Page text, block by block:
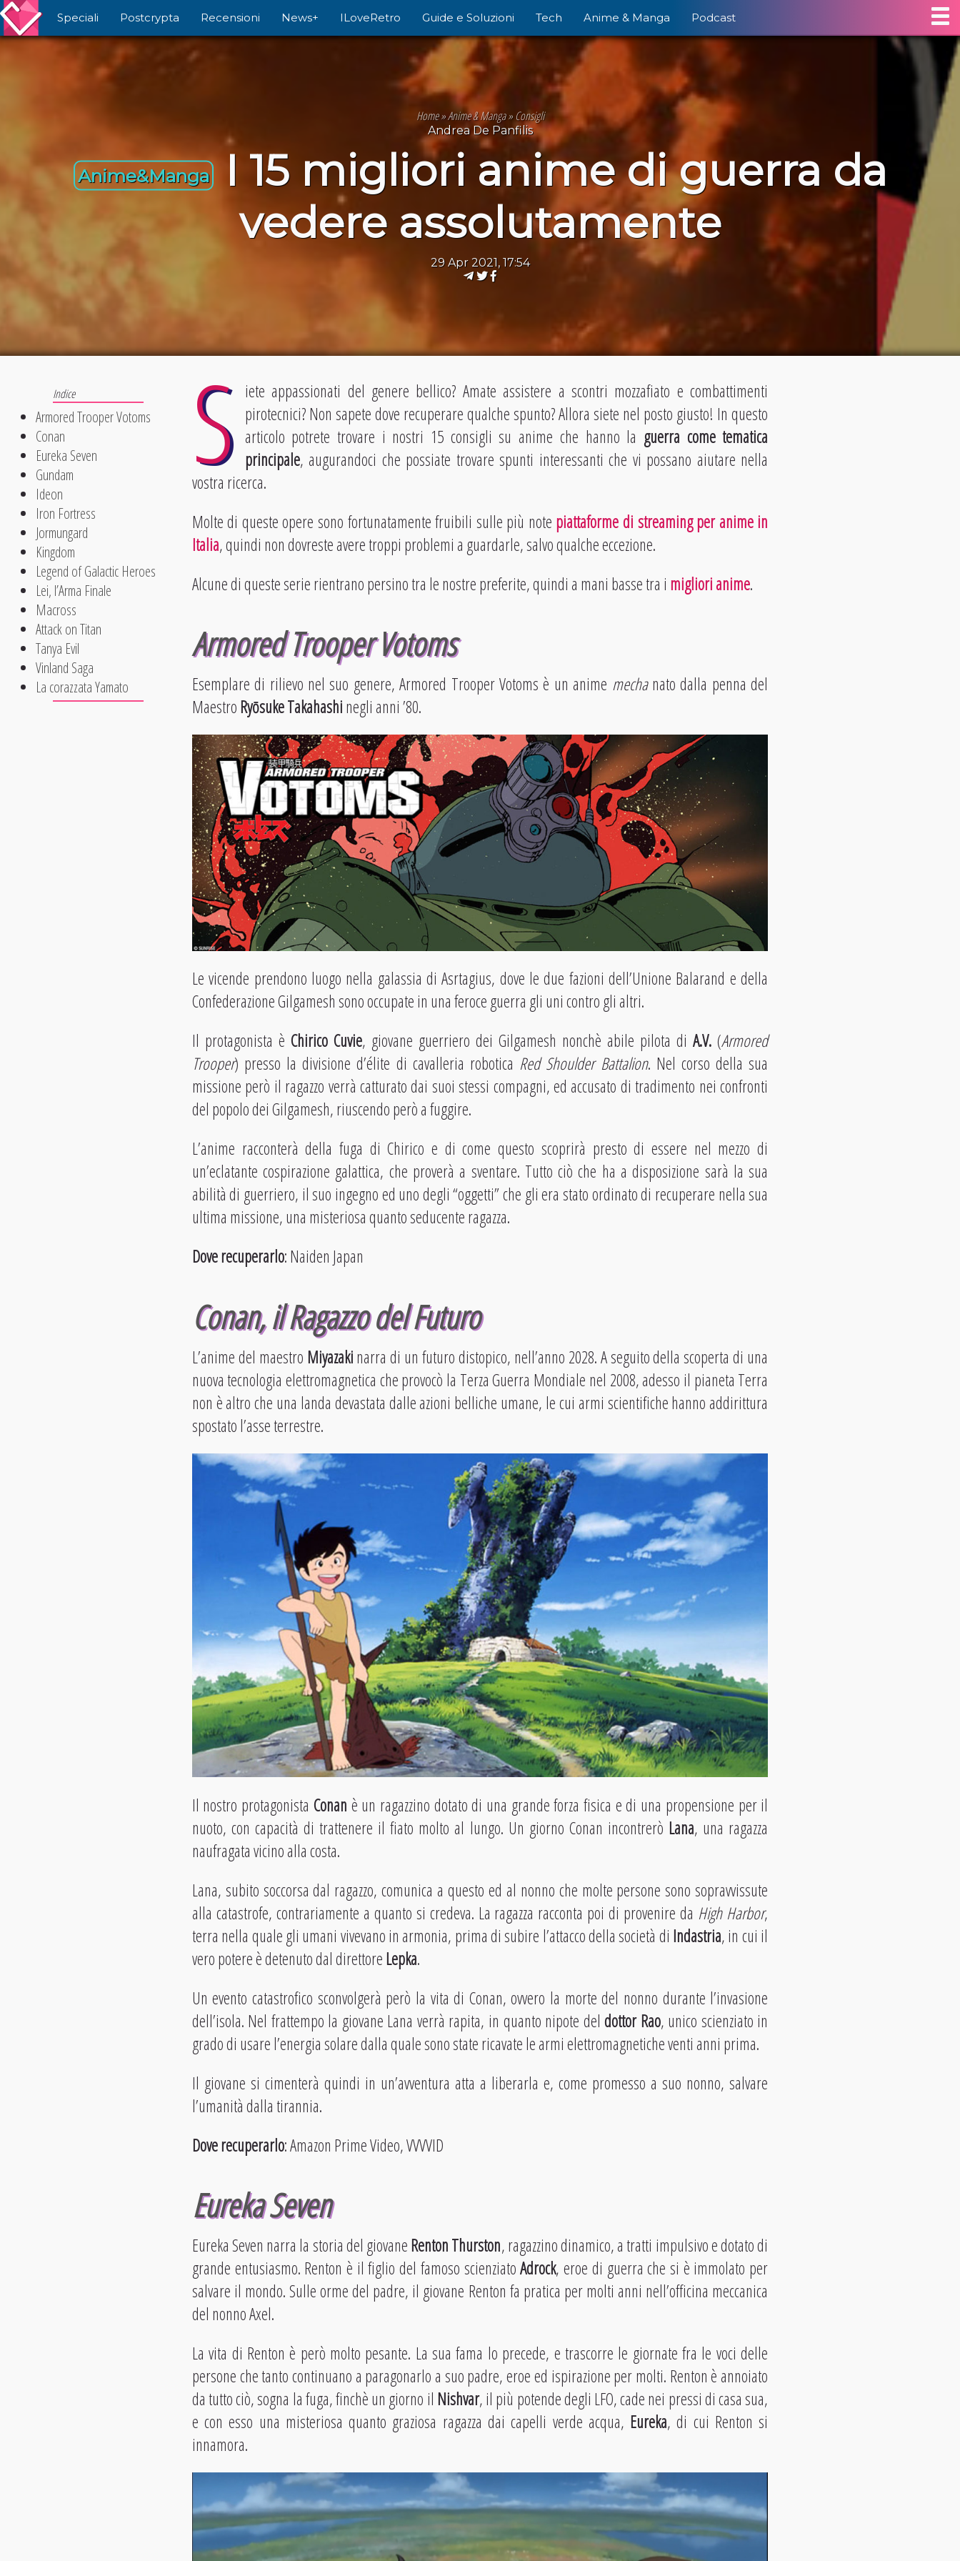
Speciali Postcrypta Recensioni News+ ILoveRetro Guide e Soluzioni Tech Anime & Manga Podcast
Home»Anime & Manga»Consigli
Andrea De Panfilis
Anime&Manga
I 15 migliori anime di guerra da
vedere assolutamente
29 Apr 2021, 17:54
S iete appassionati del genere bellico? Amate assistere a scontri mozzafiato e combattimenti
pirotecnici? Non sapete dove recuperare qualche spunto? Allora siete nel posto giusto! In questo
articolo potrete trovare i nostri 15 consigli su anime che hanno la guerra come tematica
principale, augurandoci che possiate trovare spunti interessanti che vi possano aiutare nella
vostra ricerca.
Molte di queste opere sono fortunatamente fruibili sulle più note piattaforme di streaming per anime in
Italia, quindi non dovreste avere troppi problemi a guardarle, salvo qualche eccezione.
Alcune di queste serie rientrano persino tra le nostre preferite, quindi a mani basse tra i migliori anime.
Armored Trooper Votoms
Conan
Eureka Seven
Gundam
Ideon
Iron Fortress
Jormungard
Kingdom
Legend of Galactic Heroes
Lei, l’Arma Finale
Macross
Attack on Titan
Tanya Evil
Vinland Saga
La corazzata Yamato
Armored Trooper Votoms
Esemplare di rilievo nel suo genere, Armored Trooper Votoms è un anime mechanato dalla penna del
MaestroRyōsuke Takahashinegli anni ’80.
Le vicende prendono luogo nella galassia di Asrtagius, dove le due fazioni dell’Unione Balarand e della
Confederazione Gilgamesh sono occupate in una feroce guerra gli uni contro gli altri.
Il protagonista è Chirico Cuvie, giovane guerriero dei Gilgamesh nonchè abile pilota diA.V. (Armored
Trooper) presso la divisione d’élite di cavalleria robotica Red Shoulder Battalion. Nel corso della sua
missione però il ragazzo verrà catturato dai suoi stessi compagni, ed accusato di tradimento nei confronti
del popolo dei Gilgamesh, riuscendo però a fuggire.
L’anime racconterà della fuga di Chirico e di come questo scoprirà presto di essere nel mezzo di
un’eclatante cospirazione galattica, che proverà a sventare. Tutto ciò che ha a disposizione sarà la sua
abilità di guerriero, il suo ingegno ed uno degli “oggetti” che gli era stato ordinato di recuperare nella sua
ultima missione, una misteriosa quanto seducente ragazza.
Dove recuperarlo: Naiden Japan
Conan, il Ragazzo del Futuro
L’anime del maestro Miyazakinarra di un futuro distopico, nell’anno 2028. A seguito della scoperta di una
nuova tecnologia elettromagnetica che provocò la Terza Guerra Mondiale nel 2008, adesso il pianeta Terra
non è altro che una landa devastata dalle azioni belliche umane, le cui armi scientifiche hanno addirittura
spostato l’asse terrestre.
Il nostro protagonista Conan è un ragazzino dotato di una grande forza fisica e di una propensione per il
nuoto, con capacità di trattenere il fiato molto al lungo. Un giorno Conan incontrerò Lana, una ragazza
naufragata vicino alla costa.
Lana, subito soccorsa dal ragazzo, comunica a questo ed al nonno che molte persone sono sopravvissute
alla catastrofe, contrariamente a quanto si credeva. La ragazza racconta poi di provenire da High Harbor,
terra nella quale gli umani vivevano in armonia, prima di subire l’attacco della società di Indastria, in cui il
vero potere è detenuto dal direttoreLepka.
Un evento catastrofico sconvolgerà però la vita di Conan, ovvero la morte del nonno durante l’invasione
dell’isola. Nel frattempo la giovane Lana verrà rapita, in quanto nipote deldottor Rao, unico scienziato in
grado di usare l’energia solare dalla quale sono state ricavate le armi elettromagnetiche venti anni prima.
Il giovane si cimenterà quindi in un’avventura atta a liberarla e, come promesso a suo nonno, salvare
l’umanità dalla tirannia.
Dove recuperarlo: Amazon Prime Video, VVVVID
Eureka Seven
Eureka Seven narra la storia del giovaneRenton Thurston, ragazzino dinamico, a tratti impulsivo e dotato di
grande entusiasmo. Renton è il figlio del famoso scienziatoAdrock, eroe di guerra che si è immolato per
salvare il mondo. Sulle orme del padre, il giovane Renton fa pratica per molti anni nell’officina meccanica
del nonno Axel.
La vita di Renton è però molto pesante. La sua fama lo precede, e trascorre le giornate fra le voci delle
persone che tanto continuano a paragonarlo a suo padre, eroe ed ispirazione per molti. Renton è annoiato
da tutto ciò, sogna la fuga, finchè un giorno il Nishvar, il più potende degli LFO, cade nei pressi di casa sua,
e con esso una misteriosa quanto graziosa ragazza dai capelli verde acqua, Eureka, di cui Renton si
innamora.